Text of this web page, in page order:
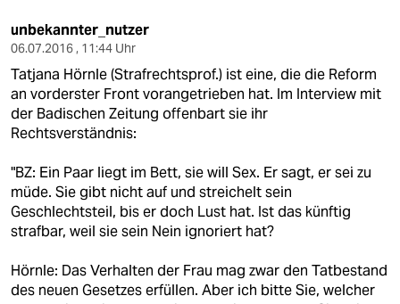
unbekannter_nutzer
06.07.2016 , 11:44 Uhr
Tatjana Hörnle (Strafrechtsprof.) ist eine, die die Reform
an vorderster Front vorangetrieben hat. Im Interview mit
der Badischen Zeitung offenbart sie ihr
Rechtsverständnis:
"BZ: Ein Paar liegt im Bett, sie will Sex. Er sagt, er sei zu
müde. Sie gibt nicht auf und streichelt sein
Geschlechtsteil, bis er doch Lust hat. Ist das künftig
strafbar, weil sie sein Nein ignoriert hat?
Hörnle: Das Verhalten der Frau mag zwar den Tatbestand
des neuen Gesetzes erfüllen. Aber ich bitte Sie, welcher